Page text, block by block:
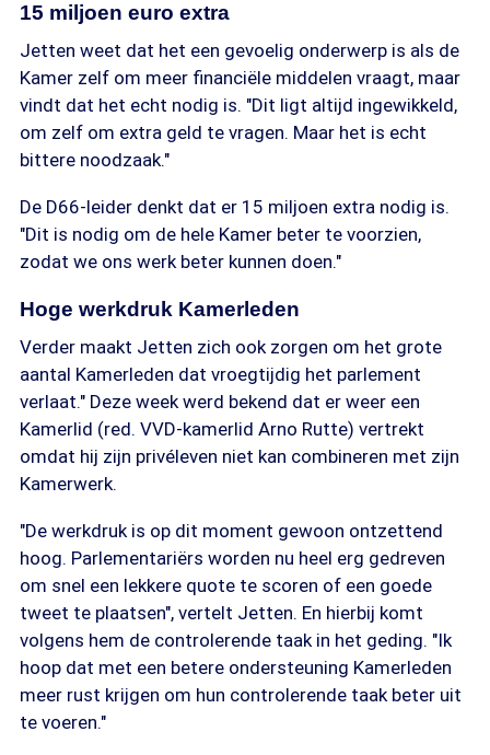
15 miljoen euro extra
Jetten weet dat het een gevoelig onderwerp is als de
Kamer zelf om meer financiële middelen vraagt, maar
vindt dat het echt nodig is. "Dit ligt altijd ingewikkeld,
om zelf om extra geld te vragen. Maar het is echt
bittere noodzaak."
De D66-leider denkt dat er 15 miljoen extra nodig is.
"Dit is nodig om de hele Kamer beter te voorzien,
zodat we ons werk beter kunnen doen."
Hoge werkdruk Kamerleden
Verder maakt Jetten zich ook zorgen om het grote
aantal Kamerleden dat vroegtijdig het parlement
verlaat." Deze week werd bekend dat er weer een
Kamerlid (red. VVD-kamerlid Arno Rutte) vertrekt
omdat hij zijn privéleven niet kan combineren met zijn
Kamerwerk.
"De werkdruk is op dit moment gewoon ontzettend
hoog. Parlementariërs worden nu heel erg gedreven
om snel een lekkere quote te scoren of een goede
tweet te plaatsen", vertelt Jetten. En hierbij komt
volgens hem de controlerende taak in het geding. "Ik
hoop dat met een betere ondersteuning Kamerleden
meer rust krijgen om hun controlerende taak beter uit
te voeren."